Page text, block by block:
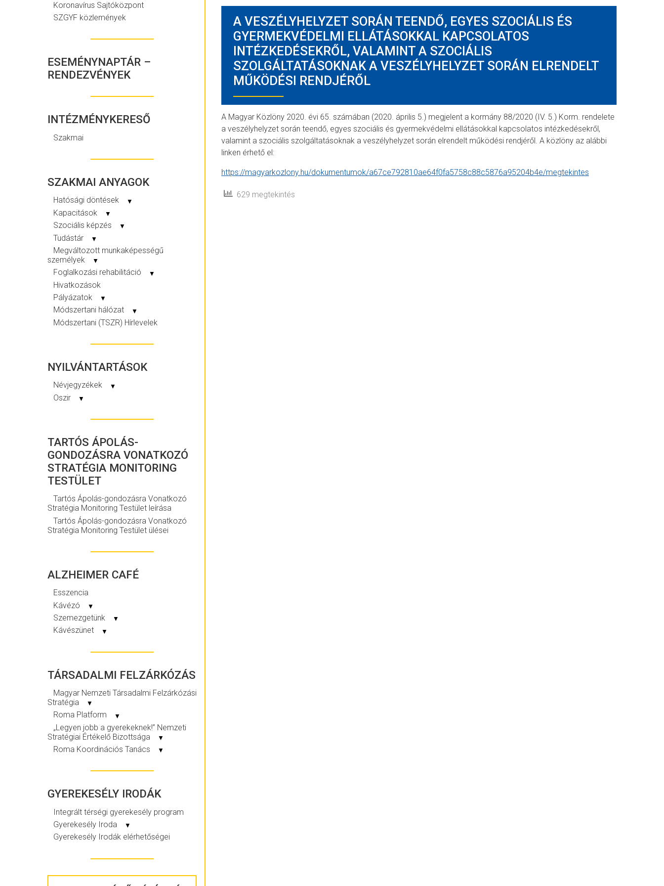
Koronavírus Sajtóközpont
SZGYF közlemények
ESEMÉNYNAPTÁR –
RENDEZVÉNYEK
INTÉZMÉNYKERESŐ
Szakmai
SZAKMAI ANYAGOK
Hatósági döntések ▼
Kapacitások ▼
Szociális képzés ▼
Tudástár ▼
Megváltozott munkaképességű
személyek
▼
Foglalkozási rehabilitáció ▼
Hivatkozások
Pályázatok
▼
Módszertani hálózat ▼
Módszertani (TSZR) Hírlevelek
NYILVÁNTARTÁSOK
Névjegyzékek ▼
Oszir ▼
TARTÓS ÁPOLÁS-
GONDOZÁSRA VONATKOZÓ
STRATÉGIA MONITORING
TESTÜLET
Tartós Ápolás-gondozásra Vonatkozó
Stratégia Monitoring Testület leírása
Tartós Ápolás-gondozásra Vonatkozó
Stratégia Monitoring Testület ülései
ALZHEIMER CAFÉ
Esszencia
Kávézó
▼
Szemezgetünk ▼
Kávészünet ▼
TÁRSADALMI FELZÁRKÓZÁS
Magyar Nemzeti Társadalmi Felzárkózási
Stratégia
▼
Roma Platform ▼
„Legyen jobb a gyerekeknek!” Nemzeti
Stratégiai Értékelő Bizottsága
▼
Roma Koordinációs Tanács ▼
GYEREKESÉLY IRODÁK
Integrált térségi gyerekesély program
Gyerekesély Iroda
▼
Gyerekesély Irodák elérhetőségei
A VESZÉLYHELYZET SORÁN TEENDŐ, EGYES SZOCIÁLIS ÉS
GYERMEKVÉDELMI ELLÁTÁSOKKAL KAPCSOLATOS
INTÉZKEDÉSEKRŐL, VALAMINT A SZOCIÁLIS
SZOLGÁLTATÁSOKNAK A VESZÉLYHELYZET SORÁN ELRENDELT
MŰKÖDÉSI RENDJÉRŐL
A Magyar Közlöny 2020. évi 65. számában (2020. április 5.) megjelent a kormány 88/2020 (IV. 5.) Korm. rendelete
a veszélyhelyzet során teendő, egyes szociális és gyermekvédelmi ellátásokkal kapcsolatos intézkedésekről,
valamint a szociális szolgáltatásoknak a veszélyhelyzet során elrendelt működési rendjéről. A közlöny az alábbi
linken érhető el:
https://magyarkozlony.hu/dokumentumok/a67ce792810ae64f0fa5758c88c5876a95204b4e/megtekintes
629 megtekintés